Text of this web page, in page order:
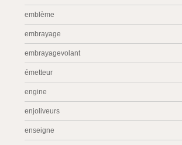
emblème
embrayage
embrayagevolant
émetteur
engine
enjoliveurs
enseigne